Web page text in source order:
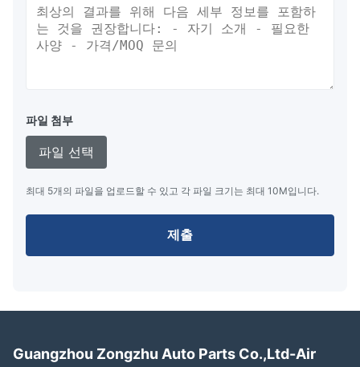
파일 첨부
파일 선택
최대 5개의 파일을 업로드할 수 있고 각 파일 크기는 최대 10M입니다.
제출
Guangzhou Zongzhu Auto Parts Co.,Ltd-Air